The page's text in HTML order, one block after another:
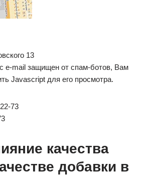
13
e-mail защищен от спам-ботов, Вам
Javascript для его просмотра.
73
качества
добавки в